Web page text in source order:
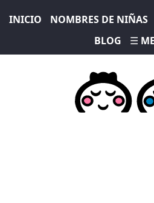
INICIO NOMBRES DE NIÑAS
BLOG
☰